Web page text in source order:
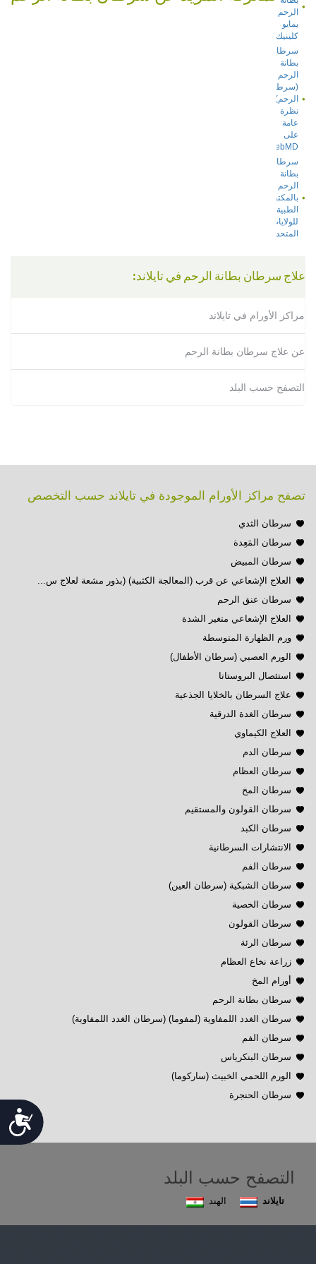
Accessibility
الرحم
بمايو
كلينيك
سرطان
بطانة
الرحم
(سرطان
الرحم)-
نظرة
عامة
على
WebMD
سرطان
بطانة
الرحم
بالمكتبة
الطبية
للولايات
المتحدة
علاج سرطان بطانة الرحم في تايلاند:
مراكز الأورام في تايلاند
عن علاج سرطان بطانة الرحم
التصفح حسب البلد
تصفح مراكز الأورام الموجودة في تايلاند حسب التخصص
سرطان الثدي
سرطان المَعِدة
سرطان المبيض
العلاج الإشعاعي عن قرب (المعالجة الكثبية) (بذور مشعة لعلاج س...
سرطان عنق الرحم
العلاج الإشعاعي متغير الشدة
ورم الظهارة المتوسطة
الورم العصبي (سرطان الأطفال)
استئصال البروستاتا
علاج السرطان بالخلايا الجذعية
سرطان الغدة الدرقية
العلاج الكيماوي
سرطان الدم
سرطان العظام
سرطان المخ
سرطان القولون والمستقيم
سرطان الكبد
الانتشارات السرطانية
سرطان الفم
سرطان الشبكية (سرطان العين)
سرطان الخصية
سرطان القولون
سرطان الرئة
زراعة نخاع العظام
أورام المخ
سرطان بطانة الرحم
سرطان الغدد اللمفاوية (لمفوما) (سرطان الغدد اللمفاوية)
سرطان الفم
سرطان البنكرياس
الورم اللحمي الخبيث (ساركوما)
سرطان الحنجرة
التصفح حسب البلد
تايلاند الهند